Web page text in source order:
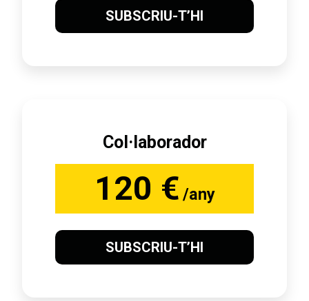
SUBSCRIU-T’HI
Col·laborador
120 € /any
SUBSCRIU-T’HI